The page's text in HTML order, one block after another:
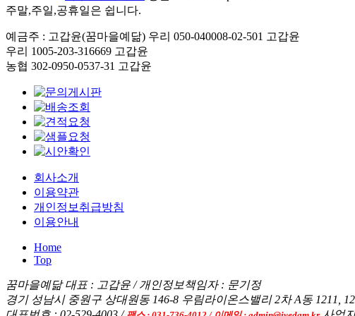
주말,주일,공휴일은 쉽니다.
예금주 : 고갑윤(꿈마을예닮) 우리 050-040008-02-501 고갑윤
우리 1005-203-316669 고갑윤
농협 302-0950-0537-31 고갑윤
회사소개
이용약관
개인정보취급방침
이용안내
Home
Top
꿈마을예닮대표 : 고갑윤 / 개인정보책임자 : 문기정
경기 성남시 중원구 상대원동 146-8 우림라이온스밸리 2차 A동 1211,